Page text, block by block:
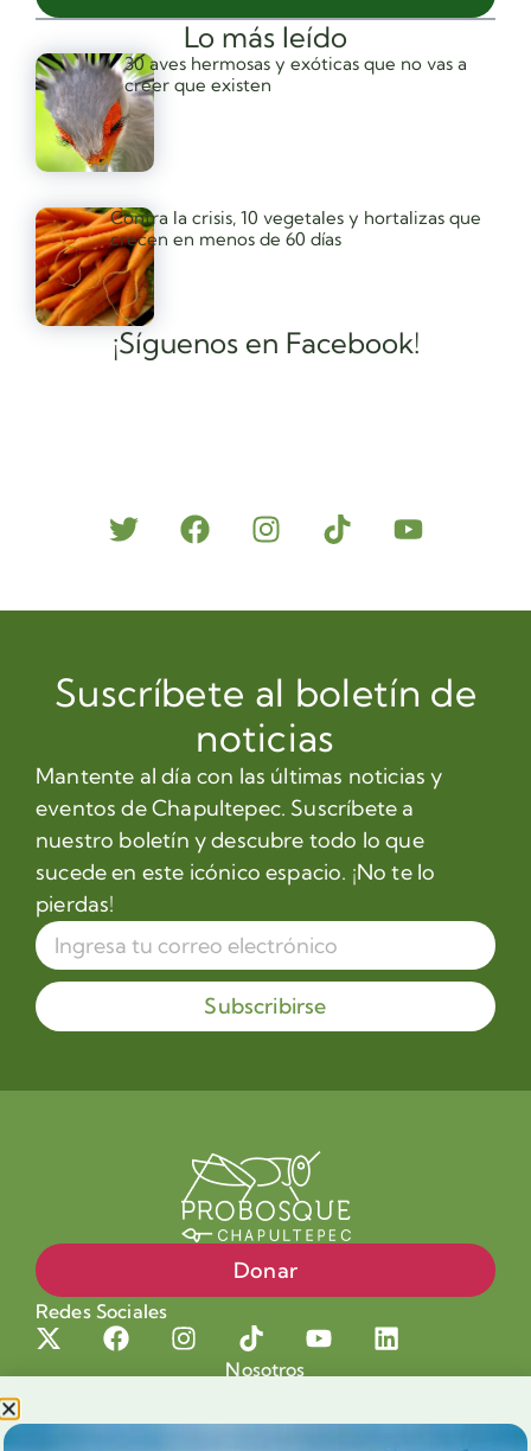
¡Síguenos en Facebook!
Lo más leído
30 aves hermosas y exóticas que no vas a
creer que existen
Contra la crisis, 10 vegetales y hortalizas que
crecen en menos de 60 días
Suscríbete al boletín de
noticias
Mantente al día con las últimas noticias y
eventos de Chapultepec. Suscríbete a
nuestro boletín y descubre todo lo que
sucede en este icónico espacio. ¡No te lo
pierdas!
Subscribirse
Donar
Redes Sociales
Nosotros